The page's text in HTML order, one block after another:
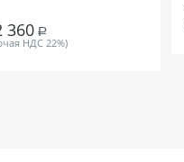
360 Р
НДС 22%)